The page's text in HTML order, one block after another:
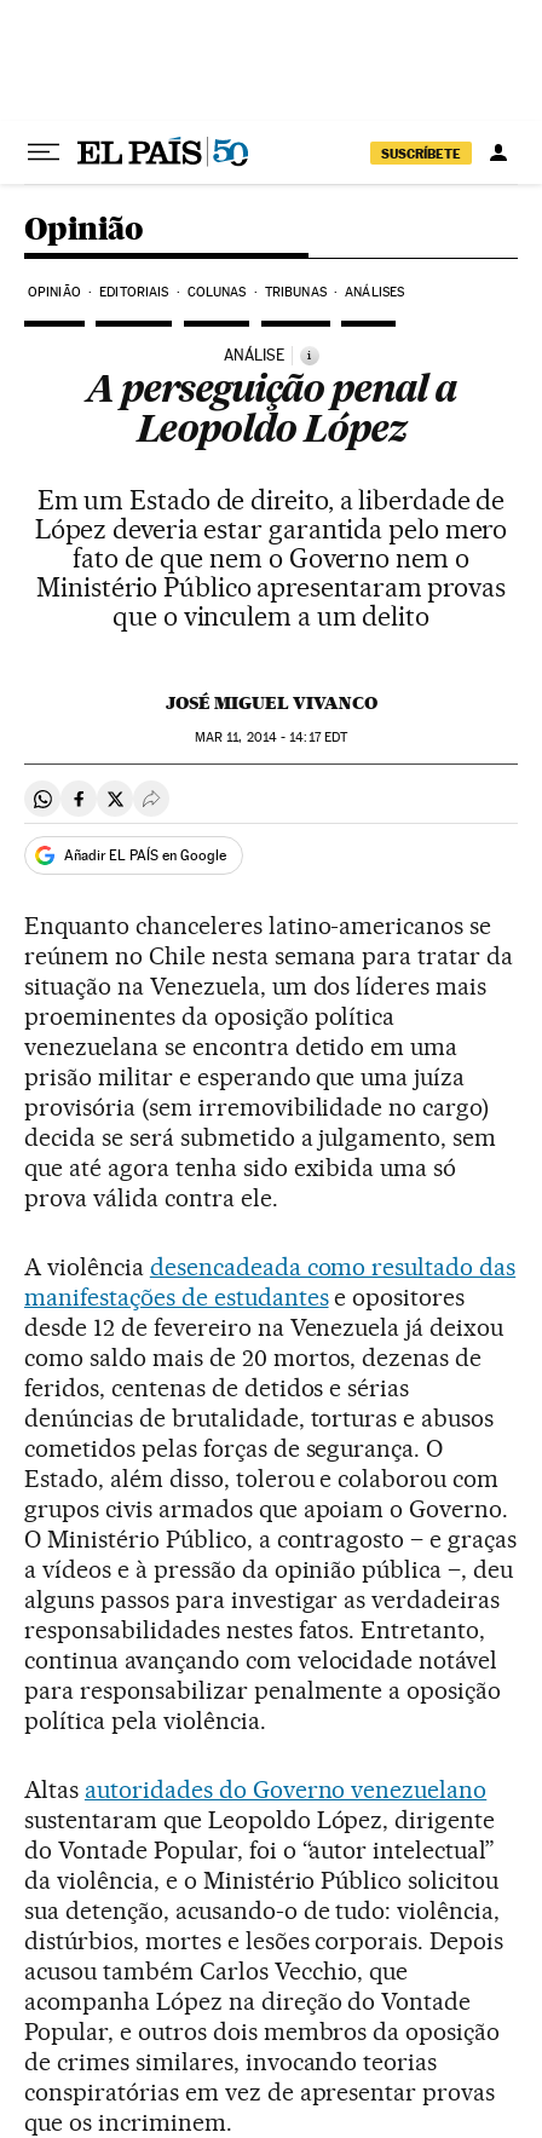
SUSCRÍBETE
Opinião
OPINIÃO EDITORIAIS COLUNAS TRIBUNAS ANÁLISES
ANÁLISE i
A perseguição penal a
Leopoldo López
Em um Estado de direito, a liberdade de
López deveria estar garantida pelo mero
fato de que nem o Governo nem o
Ministério Público apresentaram provas
que o vinculem a um delito
JOSÉ MIGUEL VIVANCO
MAR 11, 2014 - 14:17EDT
Compartir en Whatsapp
Compartir en Facebook
Compartir en Twitter
Desplegar Redes Sociales
Añadir EL PAÍS en Google
Enquanto chanceleres latino-americanos se
reúnem no Chile nesta semana para tratar da
situação na Venezuela, um dos líderes mais
proeminentes da oposição política
venezuelana se encontra detido em uma
prisão militar e esperando que uma juíza
provisória (sem irremovibilidade no cargo)
decida se será submetido a julgamento, sem
que até agora tenha sido exibida uma só
prova válida contra ele.
A violência desencadeada como resultado das
manifestações de estudantese opositores
desde 12 de fevereiro na Venezuela já deixou
como saldo mais de 20 mortos, dezenas de
feridos, centenas de detidos e sérias
denúncias de brutalidade, torturas e abusos
cometidos pelas forças de segurança. O
Estado, além disso, tolerou e colaborou com
grupos civis armados que apoiam o Governo.
O Ministério Público, a contragosto – e graças
a vídeos e à pressão da opinião pública –, deu
alguns passos para investigar as verdadeiras
responsabilidades nestes fatos. Entretanto,
continua avançando com velocidade notável
para responsabilizar penalmente a oposição
política pela violência.
Altas autoridades do Governo venezuelano
sustentaram que Leopoldo López, dirigente
do Vontade Popular, foi o “autor intelectual”
da violência, e o Ministério Público solicitou
sua detenção, acusando-o de tudo: violência,
distúrbios, mortes e lesões corporais. Depois
acusou também Carlos Vecchio, que
acompanha López na direção do Vontade
Popular, e outros dois membros da oposição
de crimes similares, invocando teorias
conspiratórias em vez de apresentar provas
que os incriminem.